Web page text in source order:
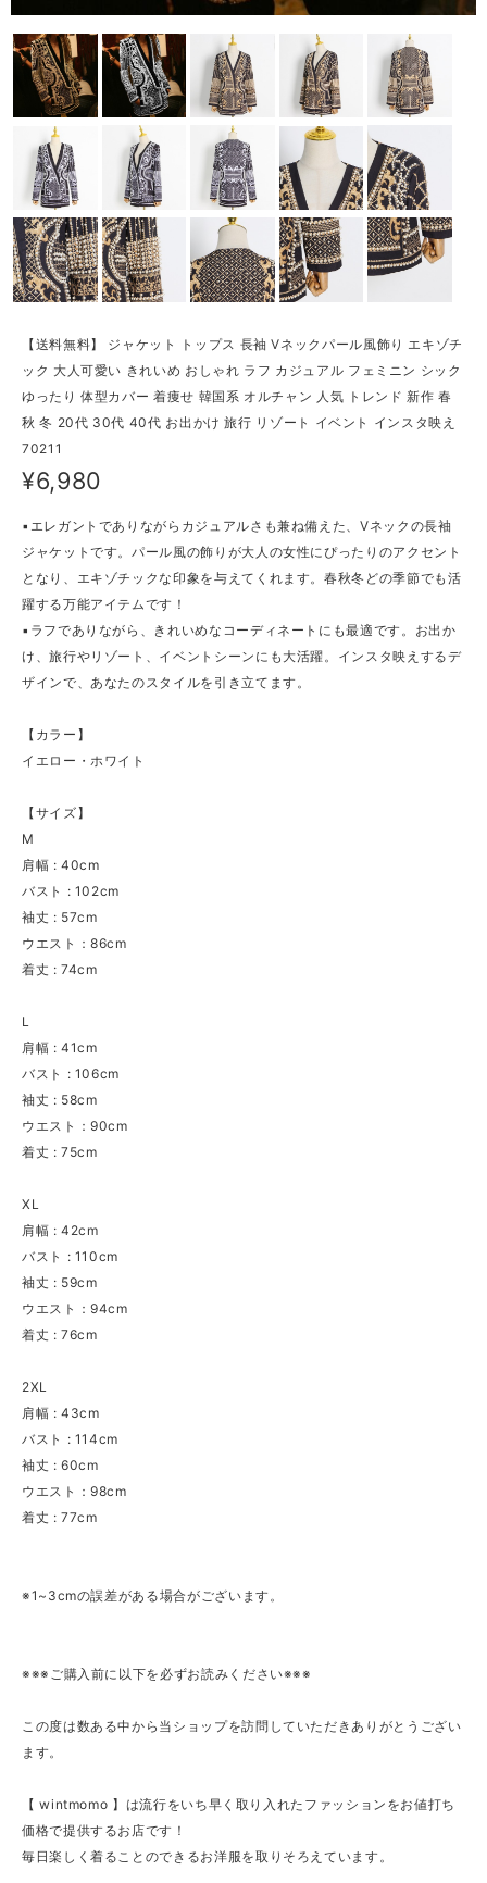
【送料無料】 ジャケット トップス 長袖 Vネックパール風飾り エキゾチ
ック 大人可愛い きれいめ おしゃれ ラフ カジュアル フェミニン シック
ゆったり 体型カバー 着痩せ 韓国系 オルチャン 人気 トレンド 新作 春
秋 冬 20代 30代 40代 お出かけ 旅行 リゾート イベント インスタ映え
70211
¥6,980
▪エレガントでありながらカジュアルさも兼ね備えた、Vネックの長袖
ジャケットです。パール風の飾りが大人の女性にぴったりのアクセント
となり、エキゾチックな印象を与えてくれます。春秋冬どの季節でも活
躍する万能アイテムです！
▪ラフでありながら、きれいめなコーディネートにも最適です。お出か
け、旅行やリゾート、イベントシーンにも大活躍。インスタ映えするデ
ザインで、あなたのスタイルを引き立てます。
【カラー】
イエロー・ホワイト
【サイズ】
M
肩幅 : 40cm
バスト : 102cm
袖丈 : 57cm
ウエスト：86cm
着丈 : 74cm
L
肩幅 : 41cm
バスト : 106cm
袖丈 : 58cm
ウエスト：90cm
着丈 : 75cm
XL
肩幅 : 42cm
バスト : 110cm
袖丈 : 59cm
ウエスト：94cm
着丈 : 76cm
2XL
肩幅 : 43cm
バスト : 114cm
袖丈 : 60cm
ウエスト：98cm
着丈 : 77cm
※1~3cmの誤差がある場合がございます。
※※※ご購入前に以下を必ずお読みください※※※
この度は数ある中から当ショップを訪問していただきありがとうござい
ます。
【 wintmomo 】は流行をいち早く取り入れたファッションをお値打ち
価格で提供するお店です！
毎日楽しく着ることのできるお洋服を取りそろえています。